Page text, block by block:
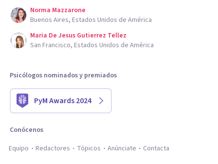
Norma Mazzarone
Buenos Aires, Estados Unidos de América
Maria De Jesus Gutierrez Tellez
San Francisco, Estados Unidos de América
Psicólogos nominados y premiados
PyM Awards 2024
Conócenos
Equipo
Redactores Tópicos Anúnciate Contacta